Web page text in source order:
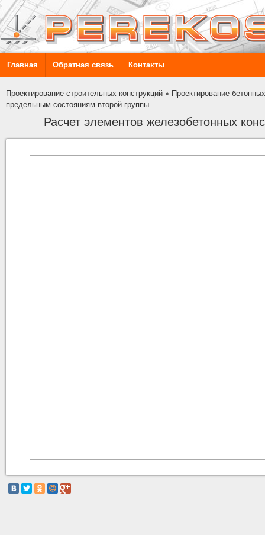
Главная Обратная связь Контакты
Проектирование строительных конструкций » Проектирование
предельным состояниям второй группы
Расчет элементов железобетонных